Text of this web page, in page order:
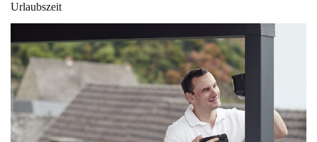
Urlaubszeit